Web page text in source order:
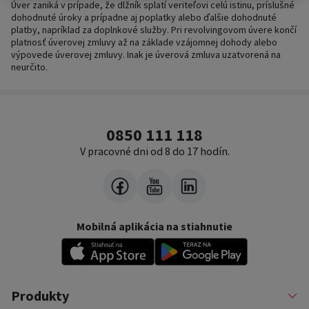
Úver zaniká v prípade, že dlžník splatí veriteľovi celú istinu, príslušné
dohodnuté úroky a prípadne aj poplatky alebo ďalšie dohodnuté
platby, napríklad za doplnkové služby. Pri revolvingovom úvere končí
platnosť úverovej zmluvy až na základe vzájomnej dohody alebo
výpovede úverovej zmluvy. Inak je úverová zmluva uzatvorená na
neurčito.
0850 111 118
V pracovné dni od 8 do 17 hodín.
Mobilná aplikácia na stiahnutie
Produkty